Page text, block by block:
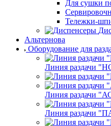
Для сушки
Тележки-
Альтернова
Оборудование для
Линия раздачи
Линия раздачи
Линия раздачи